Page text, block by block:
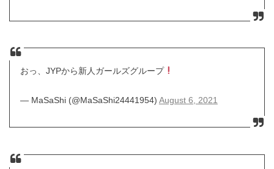
おっ、JYPから新人ガールズグループ
— MaSaShi (@MaSaShi24441954) August 6, 2021